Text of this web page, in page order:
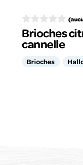
Brioches
cannelle
Brioches